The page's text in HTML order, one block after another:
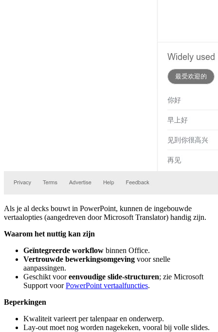
Als je al decks bouwt in PowerPoint, kunnen de ingebouwde
vertaalopties (aangedreven door Microsoft Translator) handig zijn.
Waarom het nuttig kan zijn
Geïntegreerde workflow binnen Office.
Vertrouwde bewerkingsomgeving voor snelle
aanpassingen.
Geschikt vooreenvoudige slide-structuren; zie Microsoft
Support voorPowerPoint vertaalfuncties.
Beperkingen
Kwaliteit varieert per talenpaar en onderwerp.
Lay-out moet nog worden nagekeken, vooral bij volle slides.